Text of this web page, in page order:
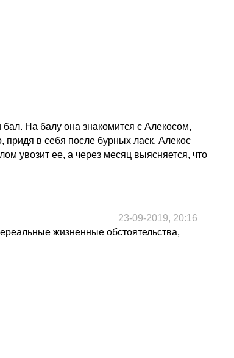
На балу она знакомится с Алекосом,
в себя после бурных ласк, Алекос
увозит ее, а через месяц выясняется, что
23-09-2019, 20:16
жизненные обстоятельства,